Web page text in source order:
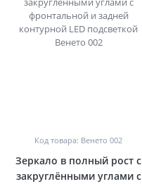
Код товара: Венето 002
Зеркало в полный рост с
закруглёнными углами с